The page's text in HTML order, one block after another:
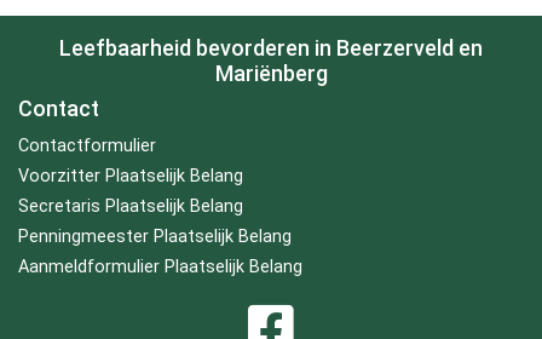
Leefbaarheid bevorderen in Beerzerveld en
Mariënberg
Contact
Contactformulier
Voorzitter Plaatselijk Belang
Secretaris Plaatselijk Belang
Penningmeester Plaatselijk Belang
Aanmeldformulier Plaatselijk Belang